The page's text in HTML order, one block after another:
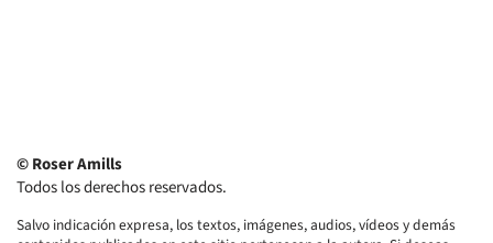
© Roser Amills
Todos los derechos reservados.
Salvo indicación expresa, los textos, imágenes, audios, vídeos y demás